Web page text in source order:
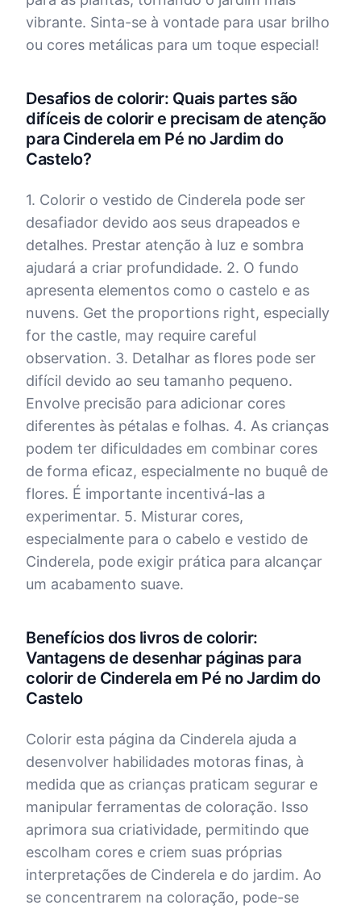
vibrante. Sinta-se à vontade para usar brilho
ou cores metálicas para um toque especial!
Desafios de colorir: Quais partes são
difíceis de colorir e precisam de atenção
para Cinderela em Pé no Jardim do
Castelo?
1. Colorir o vestido de Cinderela pode ser
desafiador devido aos seus drapeados e
detalhes. Prestar atenção à luz e sombra
ajudará a criar profundidade. 2. O fundo
apresenta elementos como o castelo e as
nuvens. Get the proportions right, especially
for the castle, may require careful
observation. 3. Detalhar as flores pode ser
difícil devido ao seu tamanho pequeno.
Envolve precisão para adicionar cores
diferentes às pétalas e folhas. 4. As crianças
podem ter dificuldades em combinar cores
de forma eficaz, especialmente no buquê de
flores. É importante incentivá-las a
experimentar. 5. Misturar cores,
especialmente para o cabelo e vestido de
Cinderela, pode exigir prática para alcançar
um acabamento suave.
Benefícios dos livros de colorir:
Vantagens de desenhar páginas para
colorir de Cinderela em Pé no Jardim do
Castelo
Colorir esta página da Cinderela ajuda a
desenvolver habilidades motoras finas, à
medida que as crianças praticam segurar e
manipular ferramentas de coloração. Isso
aprimora sua criatividade, permitindo que
escolham cores e criem suas próprias
interpretações de Cinderela e do jardim. Ao
se concentrarem na coloração, pode-se